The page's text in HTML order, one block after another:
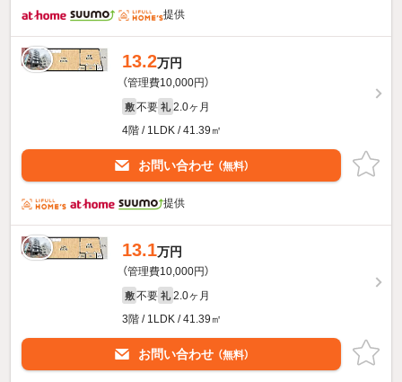
提供
13.2万円
（管理費10,000円）
敷 不要 礼 2.0ヶ月
4階 / 1LDK / 41.39㎡
お問い合わせ （無料）
提供
13.1万円
（管理費10,000円）
敷 不要 礼 2.0ヶ月
3階 / 1LDK / 41.39㎡
お問い合わせ （無料）